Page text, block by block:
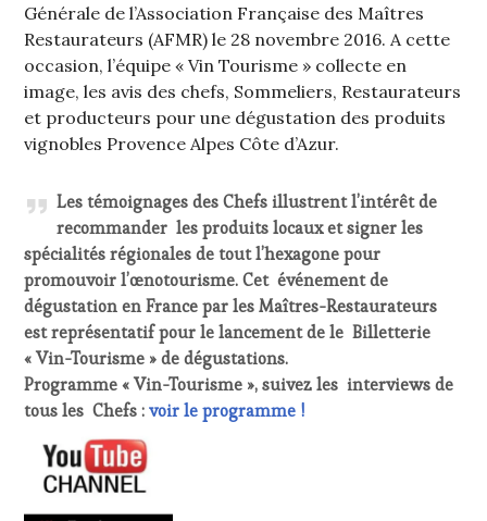
Générale de l’Association Française des Maîtres
Restaurateurs (AFMR) le 28 novembre 2016. A cette
occasion, l’équipe « Vin Tourisme » collecte en
image, les avis des chefs, Sommeliers, Restaurateurs
et producteurs pour une dégustation des produits
vignobles Provence Alpes Côte d’Azur.
Les témoignages des Chefs illustrent l’intérêt de
recommander les produits locaux et signer les
spécialités régionales de tout l’hexagone pour
promouvoir l’œnotourisme. Cet événement de
dégustation en France par les Maîtres-Restaurateurs
est représentatif pour le lancement de le Billetterie
« Vin-Tourisme » de dégustations.
Programme « Vin-Tourisme », suivez les interviews de
tous les Chefs :voir le programme !